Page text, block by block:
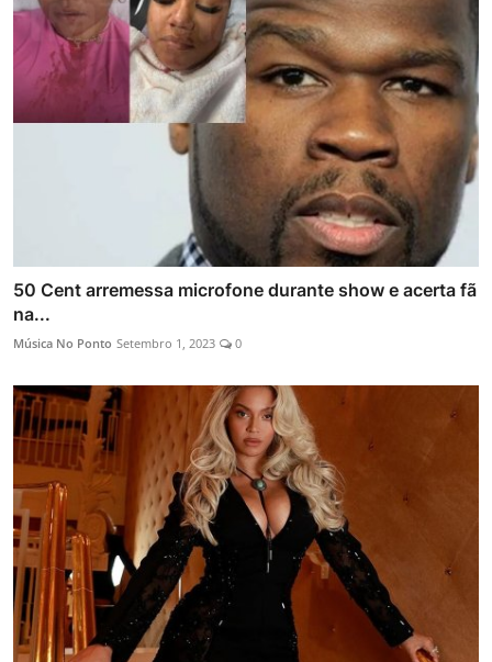
50 Cent arremessa microfone durante show e acerta fã
na...
Música No Ponto Setembro 1, 2023 0